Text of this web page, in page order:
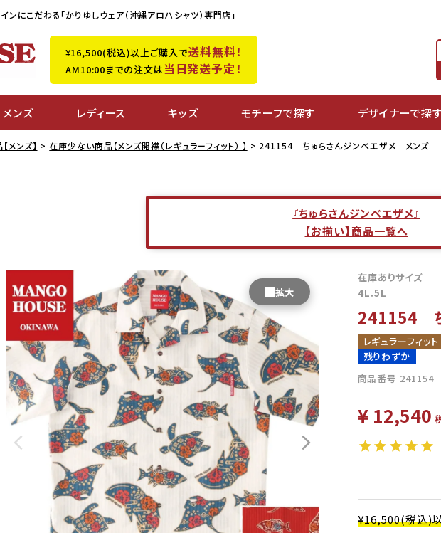
ンにこだわる「かりゆしウェア（沖縄アロハシャツ）専門店」
¥16,500(税込)以上ご購入で送料無料！
AM10:00までの注文は当日発送予定！
メンズ レディース キッズ モチーフで探す デザイナーで探す
メンズ】 在庫少ない商品【メンズ開襟（レギュラーフィット） 】 241154 ちゅらさんジンベエザメ メンズ
『ちゅらさんジンベエザメ』
【お揃い】商品一覧へ
在庫ありサイズ
4L.5L
241154
レギュラーフィット
残りわずか
商品番号 241154
¥ 12,540
¥16,500(税込)以